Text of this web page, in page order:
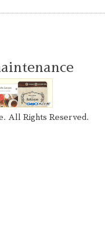
. All Rights Reserved.